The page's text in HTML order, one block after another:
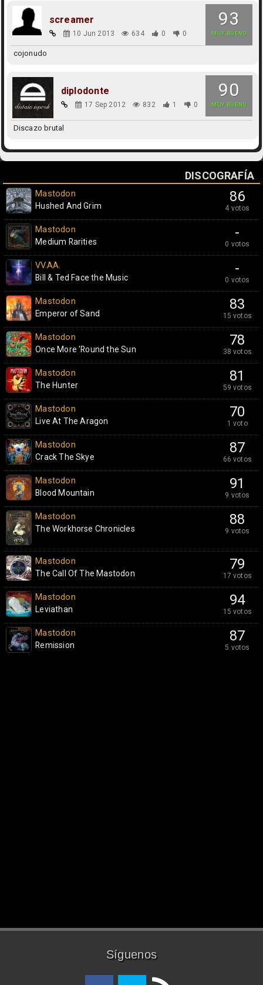
93
MUY BUENO
screamer
10 Jun 2013 634 0 0
cojonudo
90
MUY BUENO
diplodonte
17 Sep 2012 832 1 0
Discazo brutal
DISCOGRAFÍA
86
4 votos
Mastodon
Hushed And Grim
-
0 votos
Mastodon
Medium Rarities
-
0 votos
VV.AA.
Bill & Ted Face the Music
83
15 votos
Mastodon
Emperor of Sand
78
38 votos
Mastodon
Once More 'Round the Sun
81
59 votos
Mastodon
The Hunter
70
1 voto
Mastodon
Live At The Aragon
87
66 votos
Mastodon
Crack The Skye
91
9 votos
Mastodon
Blood Mountain
88
9 votos
Mastodon
The Workhorse Chronicles
79
17 votos
Mastodon
The Call Of The Mastodon
94
15 votos
Mastodon
Leviathan
87
5 votos
Mastodon
Remission
Síguenos